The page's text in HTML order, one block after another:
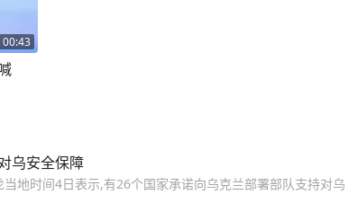
00:43
乌安全保障
地时间4日表示,有26个国家承诺向乌克兰部署部队支持对乌